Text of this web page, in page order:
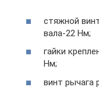
стяжной
вала-22 Нм;
гайки
Нм;
винт рычага